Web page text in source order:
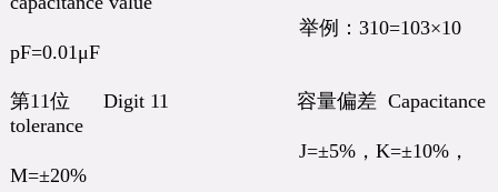
举例：310=103×10
pF=0.01μF
第11位 Digit 11 容量偏差 Capacitance
tolerance
J=±5%，K=±10%，
M=±20%